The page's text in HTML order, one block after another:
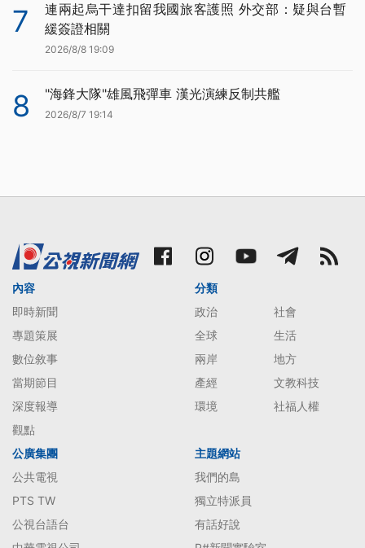
7
連兩起烏干達扣留我國旅客護照 外交部：疑與台暫
緩簽證相關
2026/8/8 19:09
8 "海鋒大隊"雄風飛彈車 漢光演練反制共艦
2026/8/7 19:14
內容
即時新聞
專題策展
數位敘事
當期節目
深度報導
觀點
分類
政治
社會
全球
生活
兩岸
地方
產經
文教科技
環境
社福人權
公廣集團
公共電視
PTS TW
公視台語台
主題網站
我們的島
獨立特派員
有話好說